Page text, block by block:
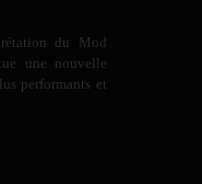
du Mod
une nouvelle
performants et